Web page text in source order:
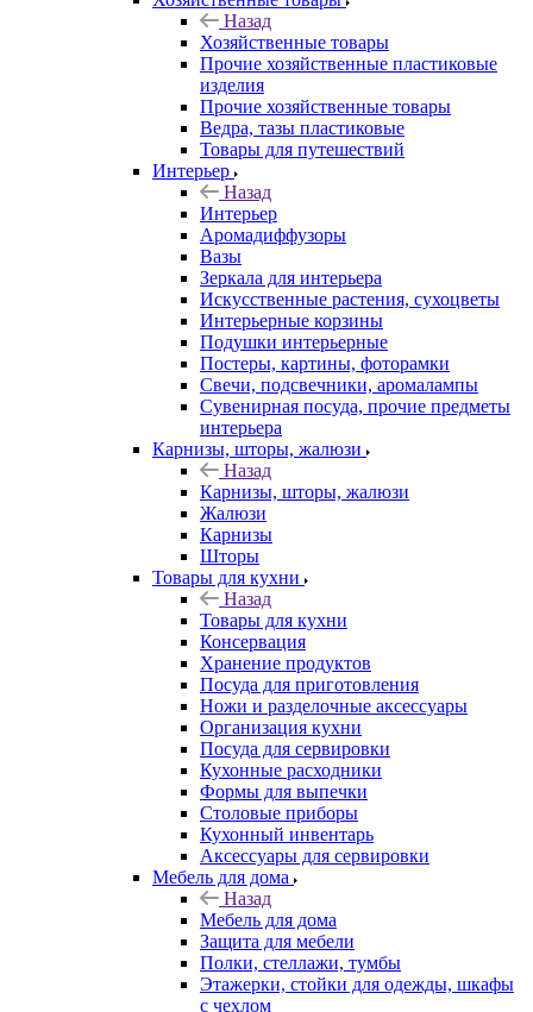
Назад
Хозяйственные товары
Прочие хозяйственные пластиковые
изделия
Прочие хозяйственные товары
Ведра, тазы пластиковые
Товары для путешествий
Интерьер
Назад
Интерьер
Аромадиффузоры
Вазы
Зеркала для интерьера
Искусственные растения, сухоцветы
Интерьерные корзины
Подушки интерьерные
Постеры, картины, фоторамки
Свечи, подсвечники, аромалампы
Сувенирная посуда, прочие предметы
интерьера
Карнизы, шторы, жалюзи
Назад
Карнизы, шторы, жалюзи
Жалюзи
Карнизы
Шторы
Товары для кухни
Назад
Товары для кухни
Консервация
Хранение продуктов
Посуда для приготовления
Ножи и разделочные аксессуары
Организация кухни
Посуда для сервировки
Кухонные расходники
Формы для выпечки
Столовые приборы
Кухонный инвентарь
Аксессуары для сервировки
Мебель для дома
Назад
Мебель для дома
Защита для мебели
Полки, стеллажи, тумбы
Этажерки, стойки для одежды, шкафы
с чехлом